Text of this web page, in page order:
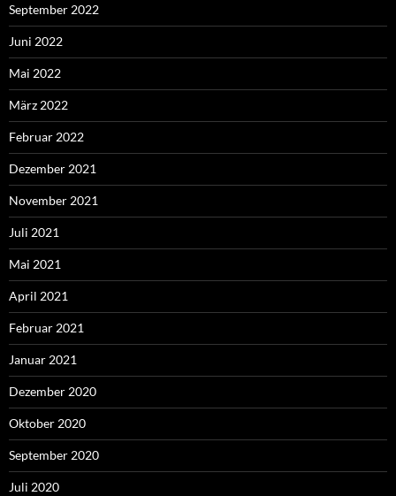
September 2022
Juni 2022
Mai 2022
März 2022
Februar 2022
Dezember 2021
November 2021
Juli 2021
Mai 2021
April 2021
Februar 2021
Januar 2021
Dezember 2020
Oktober 2020
September 2020
Juli 2020